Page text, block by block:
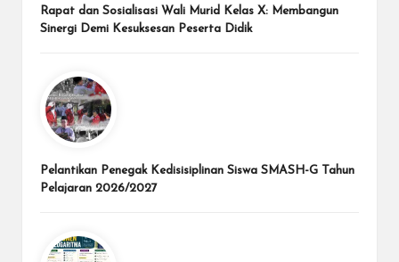
Rapat dan Sosialisasi Wali Murid Kelas X: Membangun
Sinergi Demi Kesuksesan Peserta Didik
Pelantikan Penegak Kedisisiplinan Siswa SMASH-G Tahun
Pelajaran 2026/2027